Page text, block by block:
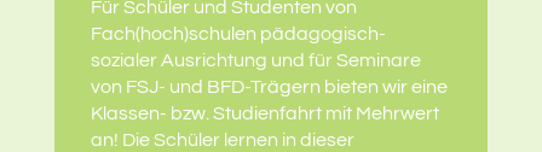
Für Schüler und Studenten von
Fach(hoch)schulen pädagogisch-
sozialer Ausrichtung und für Seminare
von FSJ- und BFD-Trägern bieten wir eine
Klassen- bzw. Studienfahrt mit Mehrwert
an! Die Schüler lernen in dieser